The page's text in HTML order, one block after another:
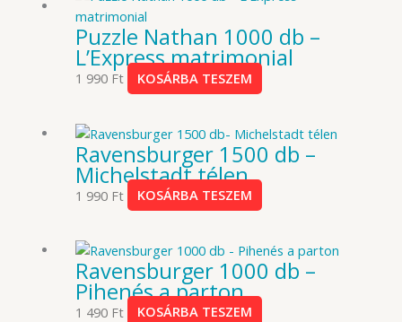
Puzzle Nathan 1000 db –
L’Express matrimonial
1 990 Ft KOSÁRBA TESZEM
Ravensburger 1500 db –
Michelstadt télen
1 990 Ft KOSÁRBA TESZEM
Ravensburger 1000 db –
Pihenés a parton
1 490 Ft KOSÁRBA TESZEM